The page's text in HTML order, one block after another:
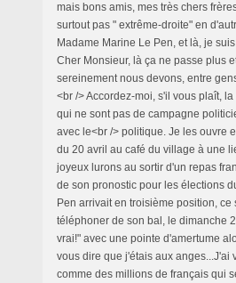
mais bons amis, mes très chers
surtout pas " extrême-droite" en
Madame Marine Le Pen, et là, je
Cher Monsieur, là ça ne passe plus
sereinement nous devons, entre
<br /> Accordez-moi, s'il vous plaît,
qui ne sont pas de campagne
avec le<br /> politique. Je les ouvre
du 20 avril au café du village à une
joyeux lurons au sortir d'un repas
de son pronostic pour les élections
Pen arrivait en troisième position,
téléphoner de son bal, le dimanche
vrai!" avec une pointe d'amertume
vous dire que j'étais aux anges...J'ai
comme des millions de français qui